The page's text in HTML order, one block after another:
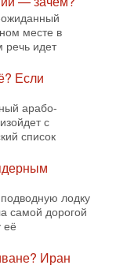
на этот
кардинально
когда
деле
Биньямина
Трампом
Трамп не
эксперт
месте в
речь идет
Если
арабо-
с
список
лодку
самой дорогой
её
Иран